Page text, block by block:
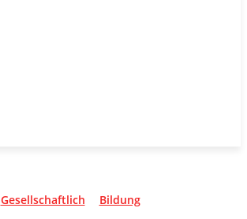
Gesellschaftlich Bildung